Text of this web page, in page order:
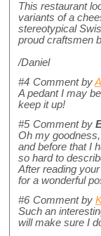
This restaurant
variants of a
stereotypical
proud craftsmen
/Daniel
#4 Comment by
A pedant I may
keep it up!
#5 Comment by
Oh my
and before that I
so hard to
After reading
for a wonderful
#6 Comment by
Such an
will make sure I